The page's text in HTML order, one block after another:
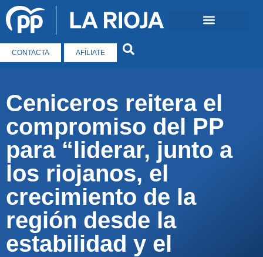
CONTACTA AFÍLIATE
Ceniceros reitera el
compromiso del PP
para “liderar, junto a
los riojanos, el
crecimiento de la
región desde la
estabilidad y el